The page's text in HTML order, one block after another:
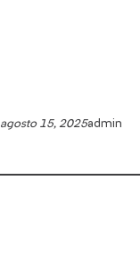
agosto 15, 2025admin